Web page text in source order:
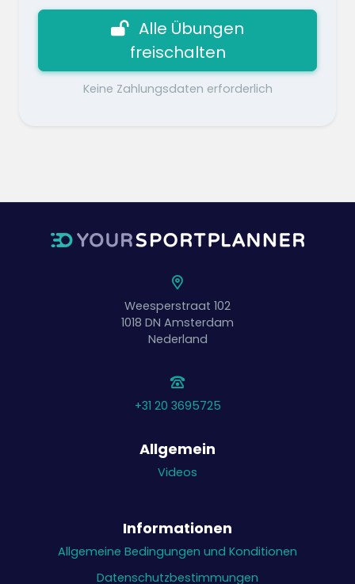
Alle Übungen
freischalten
Keine Zahlungsdaten erforderlich
Weesperstraat 102
1018 DN Amsterdam
Nederland
+31 20 3695725
Allgemein
Videos
Informationen
Allgemeine Bedingungen und Konditionen
Datenschutzbestimmungen